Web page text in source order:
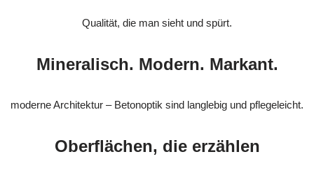
Qualität, die man sieht und spürt.
Mineralisch. Modern. Markant.
moderne Architektur – Betonoptik sind langlebig und pflegeleicht.
Oberflächen, die erzählen